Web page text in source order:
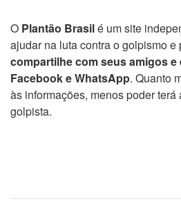
O Plantão Brasilé um site
ajudar na luta contra o golpismo e
compartilhe com seus amigos e
Facebook e WhatsApp. Quanto
às informações, menos poder
golpista.